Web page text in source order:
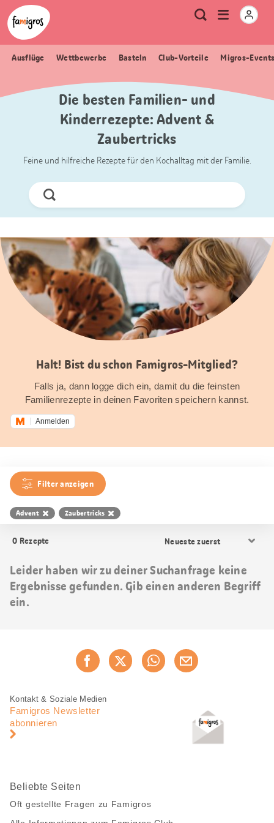
Sprungmarken
Navigation
Header
Logo
Meta
Navigation
Suche
Menu
öffnen
Ausflüge Wettbewerbe Basteln Club-Vorteile Migros-
Die besten Familien- und
Kinderrezepte: Advent &
Zaubertricks
Feine und hilfreiche Rezepte für den Kochalltag mit der Familie.
Jetzt
Suchen
Halt! Bist du schon Famigros-Mitglied?
Falls ja, dann logge dich ein, damit du die feinsten
Familienrezepte in deinen Favoriten speichern kannst.
Anmelden
Filter anzeigen
Advent Zaubertricks
0 Rezepte
Sortierung
Leider haben wir zu deiner Suchanfrage keine
Ergebnisse gefunden. Gib einen anderen Begriff
ein.
Jetzt weiterempfehlen
Fusszeile
Fusszeile
Navigation
Kontakt & Soziale Medien
Famigros Newsletter
abonnieren
Beliebte Seiten
Oft gestellte Fragen zu Famigros